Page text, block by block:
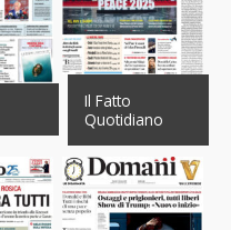
Il Fatto
Quotidiano